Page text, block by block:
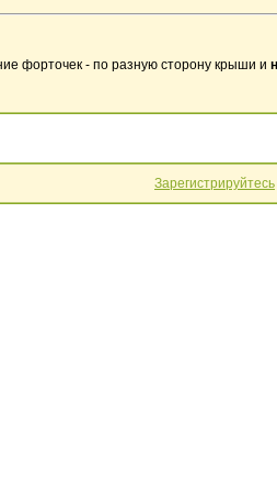
форточек - по разную сторону крыши и
Зарегистрируйтесь